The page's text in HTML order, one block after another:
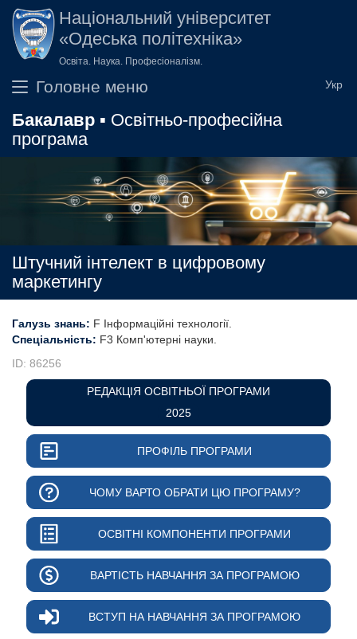
Перейти до основного вмісту
Національний університет
«Одеська політехніка»
Освіта. Наука. Професіоналізм.
Головне меню
Бакалавр ▪ Освітньо-професійна
програма
Штучний інтелект в цифровому
маркетингу
РЕДАКЦІЯ ОСВІТНЬОЇ ПРОГРАМИ
2025
ПРОФІЛЬ ПРОГРАМИ
ЧОМУ ВАРТО ОБРАТИ ЦЮ ПРОГРАМУ?
ОСВІТНІ КОМПОНЕНТИ ПРОГРАМИ
ВАРТІСТЬ НАВЧАННЯ ЗА ПРОГРАМОЮ
ВСТУП НА НАВЧАННЯ ЗА ПРОГРАМОЮ
Галузь знань: F Інформаційні технології
Спеціальність: F3 Комп'ютерні науки
ID: 86256